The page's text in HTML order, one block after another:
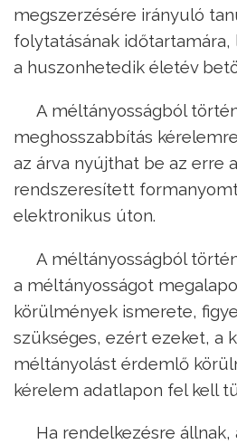
megszerzésére irányuló
folytatásának
a huszonhetedik életév
A méltányosságból
meghosszabbítás
az árva nyújthat be az erre
rendszeresített
elektronikus úton.
A méltányosságból
a méltányosságot
körülmények ismerete,
szükséges, ezért ezeket, a
méltányolást érdemlő
kérelem adatlapon fel kell
Ha rendelkezésre